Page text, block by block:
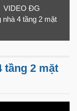
ĐG
4 tầng 2 mặt
tầng 2 mặt